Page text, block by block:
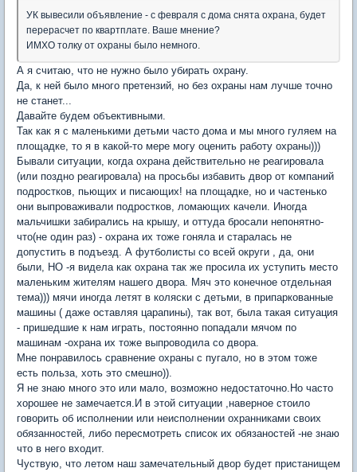
УК вывесили объявление - с февраля с дома снята охрана, будет
перерасчет по квартплате. Ваше мнение?
ИМХО толку от охраны было немного.
А я считаю, что не нужно было убирать охрану.
Да, к ней было много претензий, но без охраны нам лучше точно
не станет...
Давайте будем объективными.
Так как я с маленькими детьми часто дома и мы много гуляем на
площадке, то я в какой-то мере могу оценить работу охраны)))
Бывали ситуации, когда охрана действительно не реагировала
(или поздно реагировала) на просьбы избавить двор от компаний
подростков, пьющих и писающих! на площадке, но и частенько
они выпроваживали подростков, ломающих качели. Иногда
мальчишки забирались на крышу, и оттуда бросали непонятно-
что(не один раз) - охрана их тоже гоняла и старалась не
допустить в подъезд. А футболисты со всей округи , да, они
были, НО -я видела как охрана так же просила их уступить место
маленьким жителям нашего двора. Мяч это конечное отдельная
тема))) мячи иногда летят в коляски с детьми, в припаркованные
машины ( даже оставляя царапины), так вот, была такая ситуация
- пришедшие к нам играть, постоянно попадали мячом по
машинам -охрана их тоже выпроводила со двора.
Мне понравилось сравнение охраны с пугало, но в этом тоже
есть польза, хоть это смешно)).
Я не знаю много это или мало, возможно недостаточно.Но часто
хорошее не замечается.И в этой ситуации ,наверное стоило
говорить об исполнении или неисполнении охранниками своих
обязанностей, либо пересмотреть список их обязаностей -не знаю
что в него входит.
Чуствую, что летом наш замечательный двор будет пристанищем